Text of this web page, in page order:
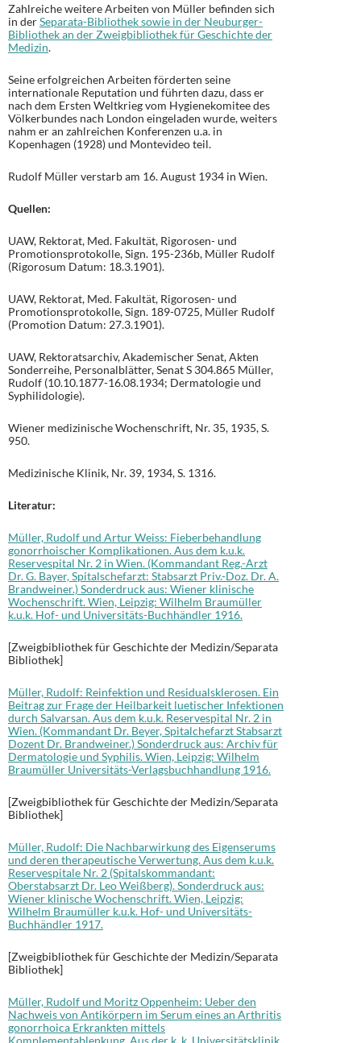
Zahlreiche weitere Arbeiten von Müller befinden sich
in derSeparata-Bibliothek sowie in der Neuburger-
Bibliothek an der Zweigbibliothek für Geschichte der
Medizin.
Seine erfolgreichen Arbeiten förderten seine
internationale Reputation und führten dazu, dass er
nach dem Ersten Weltkrieg vom Hygienekomitee des
Völkerbundes nach London eingeladen wurde, weiters
nahm er an zahlreichen Konferenzen u.a. in
Kopenhagen (1928) und Montevideo teil.
Rudolf Müller verstarb am 16. August 1934 in Wien.
Quellen:
UAW, Rektorat, Med. Fakultät, Rigorosen- und
Promotionsprotokolle, Sign. 195-236b, Müller Rudolf
(Rigorosum Datum: 18.3.1901).
UAW, Rektorat, Med. Fakultät, Rigorosen- und
Promotionsprotokolle, Sign. 189-0725, Müller Rudolf
(Promotion Datum: 27.3.1901).
UAW, Rektoratsarchiv, Akademischer Senat, Akten
Sonderreihe, Personalblätter, Senat S 304.865 Müller,
Rudolf (10.10.1877-16.08.1934; Dermatologie und
Syphilidologie).
Wiener medizinische Wochenschrift, Nr. 35, 1935, S.
950.
Medizinische Klinik, Nr. 39, 1934, S. 1316.
Literatur:
Müller, Rudolf und Artur Weiss: Fieberbehandlung
gonorrhoischer Komplikationen. Aus dem k.u.k.
Reservespital Nr. 2 in Wien. (Kommandant Reg.-Arzt
Dr. G. Bayer, Spitalschefarzt: Stabsarzt Priv.-Doz. Dr. A.
Brandweiner.) Sonderdruck aus: Wiener klinische
Wochenschrift. Wien, Leipzig: Wilhelm Braumüller
k.u.k. Hof- und Universitäts-Buchhändler 1916.
[Zweigbibliothek für Geschichte der Medizin/Separata
Bibliothek]
Müller, Rudolf: Reinfektion und Residualsklerosen. Ein
Beitrag zur Frage der Heilbarkeit luetischer Infektionen
durch Salvarsan. Aus dem k.u.k. Reservespital Nr. 2 in
Wien. (Kommandant Dr. Beyer, Spitalchefarzt Stabsarzt
Dozent Dr. Brandweiner.) Sonderdruck aus: Archiv für
Dermatologie und Syphilis. Wien, Leipzig: Wilhelm
Braumüller Universitäts-Verlagsbuchhandlung 1916.
[Zweigbibliothek für Geschichte der Medizin/Separata
Bibliothek]
Müller, Rudolf: Die Nachbarwirkung des Eigenserums
und deren therapeutische Verwertung. Aus dem k.u.k.
Reservespitale Nr. 2 (Spitalskommandant:
Oberstabsarzt Dr. Leo Weißberg). Sonderdruck aus:
Wiener klinische Wochenschrift. Wien, Leipzig:
Wilhelm Braumüller k.u.k. Hof- und Universitäts-
Buchhändler 1917.
[Zweigbibliothek für Geschichte der Medizin/Separata
Bibliothek]
Müller, Rudolf und Moritz Oppenheim: Ueber den
Nachweis von Antikörpern im Serum eines an Arthritis
gonorrhoica Erkrankten mittels
Komplementablenkung. Aus der k. k. Universitätsklinik